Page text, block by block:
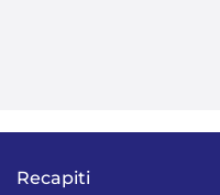
Recapiti